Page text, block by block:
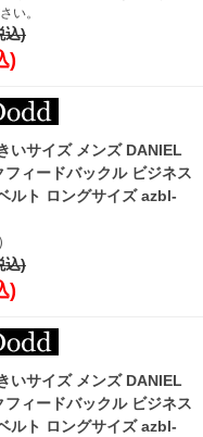
い。
込)
)
いサイズ メンズ DANIEL
フィードバックル ビジネス
ルト ロングサイズ azbl-
込)
)
いサイズ メンズ DANIEL
フィードバックル ビジネス
ルト ロングサイズ azbl-